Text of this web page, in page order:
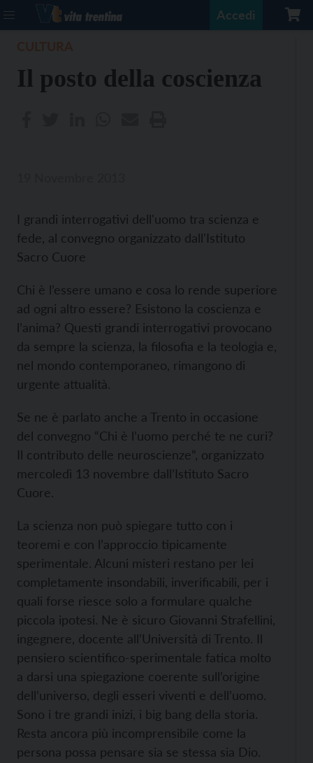
Accedi
Il posto della coscienza
I grandi interrogativi dell'uomo tra scienza e
fede, al convegno organizzato dall'Istituto
Sacro Cuore
Chi è l’essere umano e cosa lo rende superiore
ad ogni altro essere? Esistono la coscienza e
l’anima? Questi grandi interrogativi provocano
da sempre la scienza, la filosofia e la teologia e,
nel mondo contemporaneo, rimangono di
urgente attualità.
Se ne è parlato anche a Trento in occasione
del convegno “Chi è l’uomo perché te ne curi?
Il contributo delle neuroscienze”, organizzato
mercoledì 13 novembre dall’Istituto Sacro
Cuore.
La scienza non può spiegare tutto con i
teoremi e con l’approccio tipicamente
sperimentale. Alcuni misteri restano per lei
completamente insondabili, inverificabili, per i
quali forse riesce solo a formulare qualche
piccola ipotesi. Ne è sicuro Giovanni Strafellini,
ingegnere, docente all’Università di Trento. Il
pensiero scientifico-sperimentale fatica molto
a darsi una spiegazione coerente sull’origine
dell’universo, degli esseri viventi e dell’uomo.
Sono i tre grandi inizi, i big bang della storia.
Resta ancora più incomprensibile come la
persona possa pensare sia se stessa sia Dio.